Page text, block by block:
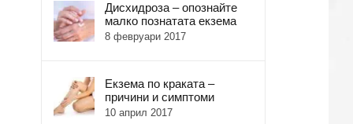
Дисхидроза – опознайте
малко познатата екзема
8 февруари 2017
Екзема по краката –
причини и симптоми
10 април 2017